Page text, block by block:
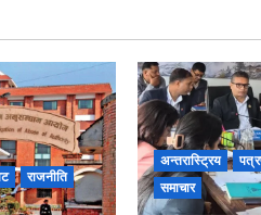
राजनीति
अन्तरास्ट्रिय
समाचार